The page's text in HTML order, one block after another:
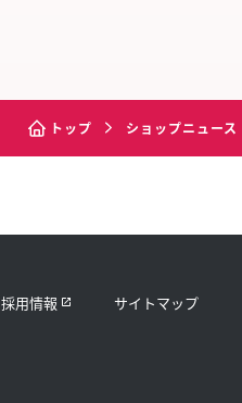
トップ ショップニュース
採用情報 サイトマップ